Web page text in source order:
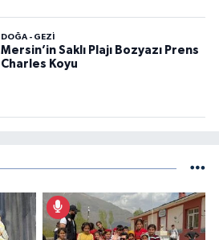
DOĞA - GEZI
Mersin’in Saklı Plajı Bozyazı Prens
Charles Koyu